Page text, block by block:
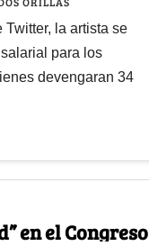
la artista se
para los
devengaran 34
en el Congreso